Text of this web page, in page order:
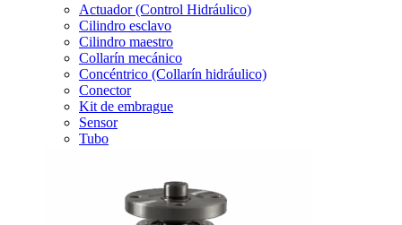
Actuador (Control Hidráulico)
Cilindro esclavo
Cilindro maestro
Collarín mecánico
Concéntrico (Collarín hidráulico)
Conector
Kit de embrague
Sensor
Tubo